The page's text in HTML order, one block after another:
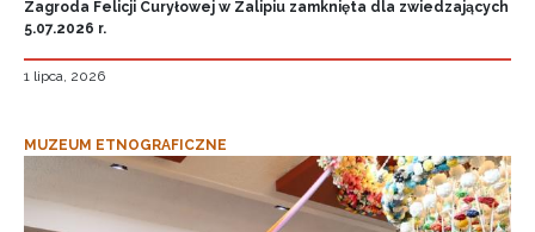
Zagroda Felicji Curyłowej w Zalipiu zamknięta dla zwiedzających
5.07.2026 r.
1 lipca, 2026
MUZEUM ETNOGRAFICZNE